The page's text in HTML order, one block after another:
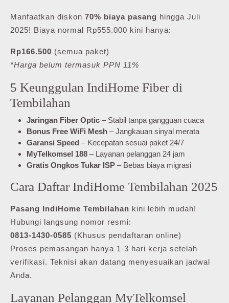
Manfaatkan diskon 70% biaya pasang hingga Juli
2025! Biaya normal Rp555.000 kini hanya:
Rp166.500 (semua paket)
*Harga belum termasuk PPN 11%
5 Keunggulan IndiHome Fiber di
Tembilahan
Jaringan Fiber Optic – Stabil tanpa gangguan cuaca
Bonus Free WiFi Mesh – Jangkauan sinyal merata
Garansi Speed – Kecepatan sesuai paket 24/7
MyTelkomsel 188 – Layanan pelanggan 24 jam
Gratis Ongkos Tukar ISP – Bebas biaya migrasi
Cara Daftar IndiHome Tembilahan 2025
Pasang IndiHome Tembilahan kini lebih mudah!
Hubungi langsung nomor resmi:
0813-1430-0585 (Khusus pendaftaran online)
Proses pemasangan hanya 1-3 hari kerja setelah
verifikasi. Teknisi akan datang menyesuaikan jadwal
Anda.
Layanan Pelanggan MyTelkomsel